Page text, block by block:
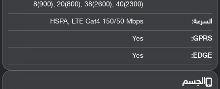
8(900), 20(800), 38(2600), 40(2300)
السرعة: HSPA, LTE Cat4 150/50 Mbps
GPRS:
Yes
EDGE:
Yes
الجسم